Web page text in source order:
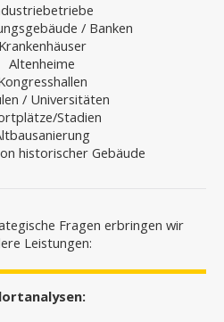
/ Banken
Krankenhäuser
Altenheime
/ Universitäten
Stadien
historischer Gebäude
Fragen erbringen wir
Leistungen: